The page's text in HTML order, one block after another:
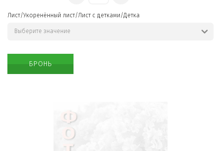
Лист/Укоренённый лист/Лист с детками/Детка
БРОНЬ